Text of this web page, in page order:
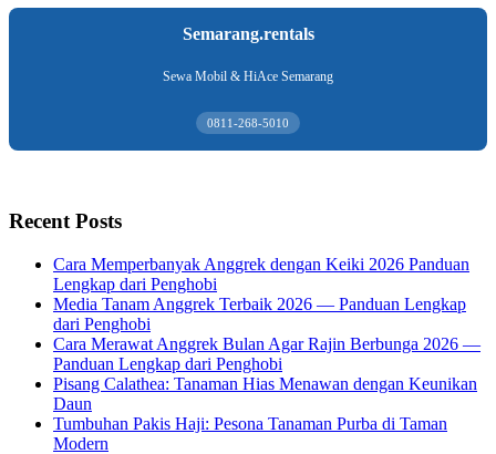
Semarang.rentals
Sewa Mobil & HiAce Semarang
0811-268-5010
Recent Posts
Cara Memperbanyak Anggrek dengan Keiki 2026 Panduan
Lengkap dari Penghobi
Media Tanam Anggrek Terbaik 2026 — Panduan Lengkap
dari Penghobi
Cara Merawat Anggrek Bulan Agar Rajin Berbunga 2026 —
Panduan Lengkap dari Penghobi
Pisang Calathea: Tanaman Hias Menawan dengan Keunikan
Daun
Tumbuhan Pakis Haji: Pesona Tanaman Purba di Taman
Modern